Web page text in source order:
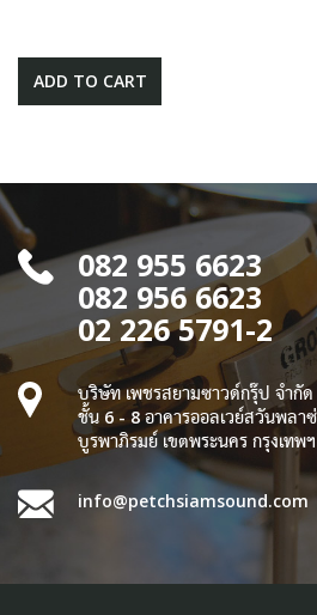
ADD TO CART
082 955 6623
082 956 6623
02 226 5791-2
บริษัท เพชรสยามซาวด์กรุ๊ป จำกัด
ชั้น 6 - 8 อาคารออลเวย์สวันพลา
บูรพาภิรมย์ เขตพระนคร กรุงเทพ
info@petchsiamsound.com